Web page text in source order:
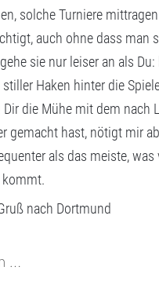
solche Turniere
auch ohne dass man
sie nur leiser an als Du:
Haken hinter die
Dir die Mühe mit dem nach
gemacht hast, nötigt mir
als das meiste,
kommt.
nach Dortmund
…